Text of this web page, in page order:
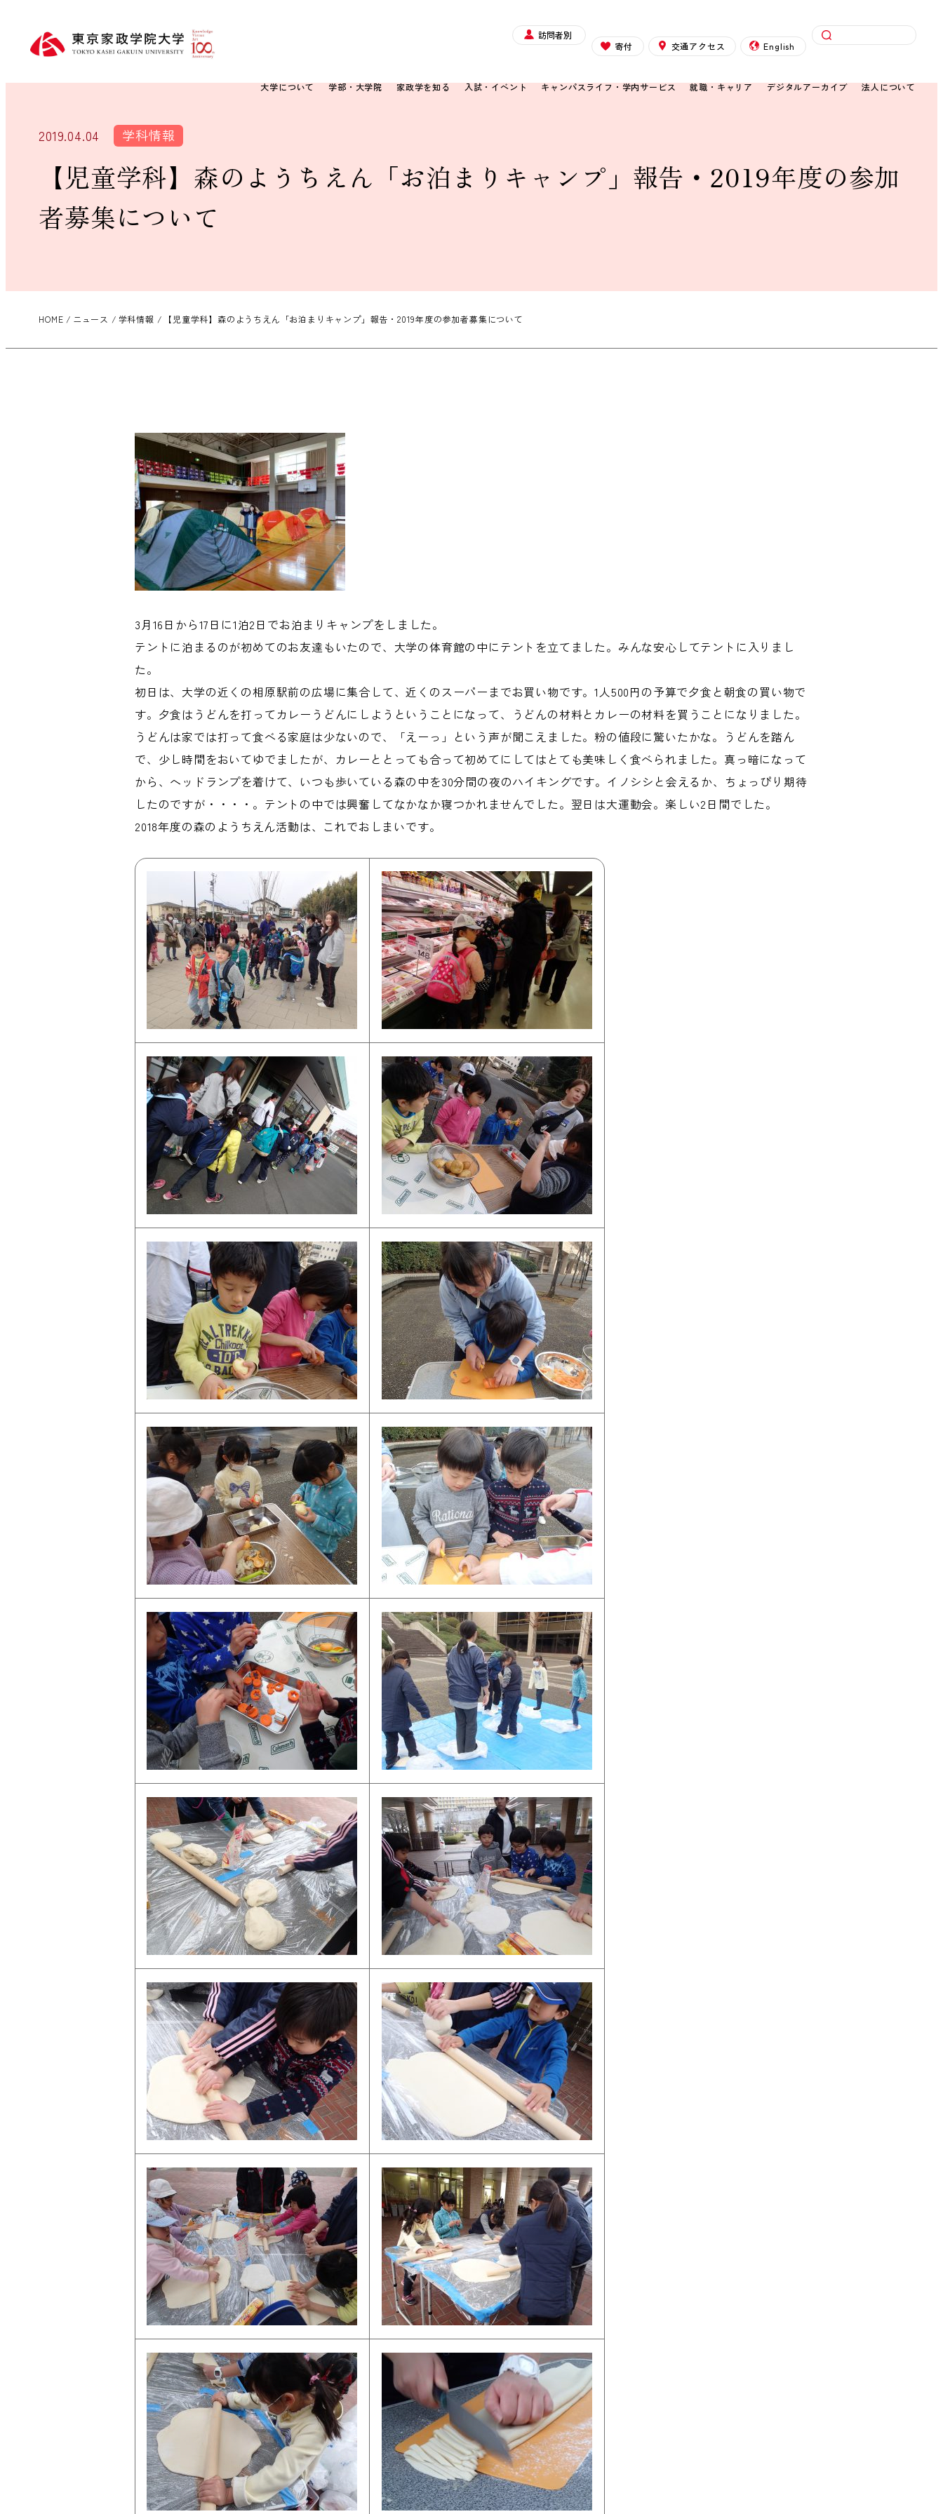
訪問者別
寄付
交通アクセス English 検索
大学について 学部・大学院 家政学を知る 入試・イベント キャンパスライフ・学内サービス 就職・キャリア デジタルアーカイブ 法人について
2019.04.04 学科情報
【児童学科】森のようちえん「お泊まりキャンプ」報告・2019年度の参加
者募集について
HOME ニュース 学科情報 【児童学科】森のようちえん「お泊まりキャンプ」報告・2019年度の参加者募集について
3月16日から17日に1泊2日でお泊まりキャンプをしました。
テントに泊まるのが初めてのお友達もいたので、大学の体育館の中にテントを立てました。みんな安心してテントに入りまし
た。
初日は、大学の近くの相原駅前の広場に集合して、近くのスーパーまでお買い物です。1人500円の予算で夕食と朝食の買い物で
す。夕食はうどんを打ってカレーうどんにしようということになって、うどんの材料とカレーの材料を買うことになりました。
うどんは家では打って食べる家庭は少ないので、「えーっ」という声が聞こえました。粉の値段に驚いたかな。うどんを踏ん
で、少し時間をおいてゆでましたが、カレーととっても合って初めてにしてはとても美味しく食べられました。真っ暗になって
から、ヘッドランプを着けて、いつも歩いている森の中を30分間の夜のハイキングです。イノシシと会えるか、ちょっぴり期待
したのですが・・・・。テントの中では興奮してなかなか寝つかれませんでした。翌日は大運動会。楽しい2日間でした。
2018年度の森のようちえん活動は、これでおしまいです。